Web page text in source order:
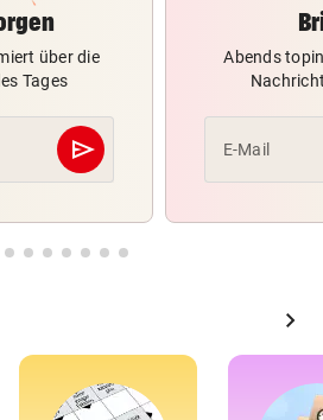
über die
Tages
send
Abschicken
Abends
E-Mail
chevron_right